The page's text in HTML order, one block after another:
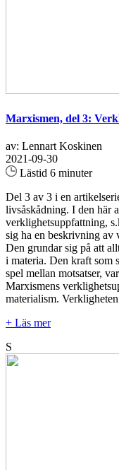
Marxismen, del 3:
av: Lennart Koskinen
2021-09-30
Lästid 6 minuter
Del 3 av 3 i en
livsåskådning. I den här
verklighetsuppfattning,
sig ha en beskrivning av
Den grundar sig på att
i materia. Den kraft som
spel mellan motsatser,
Marxismens
materialism.
+ Läs mer
S